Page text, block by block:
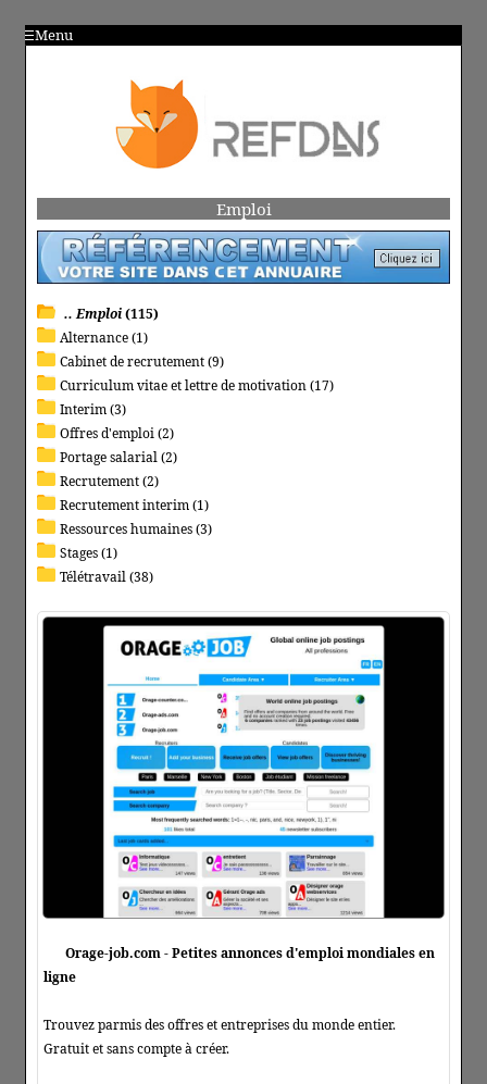
Menu
Emploi
.. Emploi(115)
Alternance (1)
Cabinet de recrutement (9)
Curriculum vitae et lettre de motivation (17)
Interim (3)
Offres d'emploi (2)
Portage salarial (2)
Recrutement (2)
Recrutement interim (1)
Ressources humaines (3)
Stages (1)
Télétravail (38)
Orage-job.com - Petites annonces d'emploi mondiales en
ligne
Trouvez parmis des offres et entreprises du monde entier.
Gratuit et sans compte à créer.